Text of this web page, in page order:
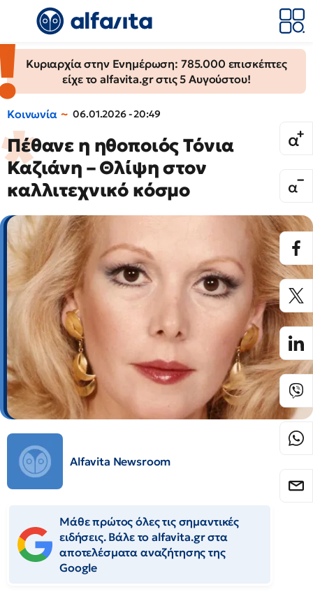
Κυριαρχία στην Ενημέρωση: 785.000 επισκέπτες
είχε το alfavita.gr στις 5 Αυγούστου!
Κοινωνία 06.01.2026 - 20:49
Πέθανε η ηθοποιός Τόνια
Καζιάνη – Θλίψη στον
καλλιτεχνικό κόσμο
Alfavita Newsroom
Μάθε πρώτος όλες τις σημαντικές
ειδήσεις. Βάλε το alfavita.gr στα
αποτελέσματα αναζήτησης της
Google